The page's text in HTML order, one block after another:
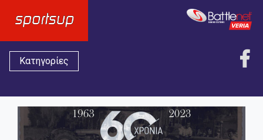
Κατηγορίες